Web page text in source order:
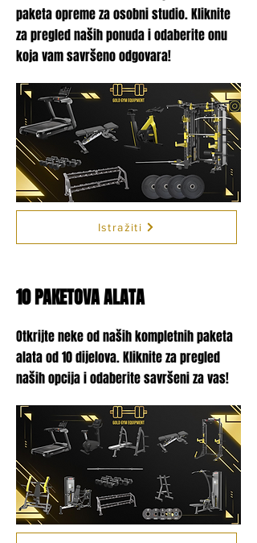
paketa opreme za osobni studio. Kliknite
za pregled naših ponuda i odaberite onu
koja vam savršeno odgovara!
Istražiti
10 PAKETOVA ALATA
Otkrijte neke od naših kompletnih paketa
alata od 10 dijelova. Kliknite za pregled
naših opcija i odaberite savršeni za vas!